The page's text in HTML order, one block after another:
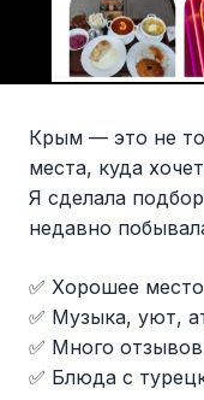
Крым — это не
места, куда
Я сделала
недавно
✅ Хорошее
✅ Музыка, уют,
✅ Много
✅ Блюда с